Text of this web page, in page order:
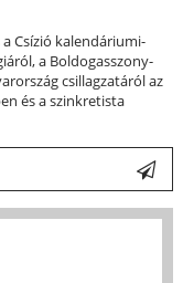
a Csízió kalendáriumi-
a Boldogasszony-
csillagzatáról az
és a szinkretista